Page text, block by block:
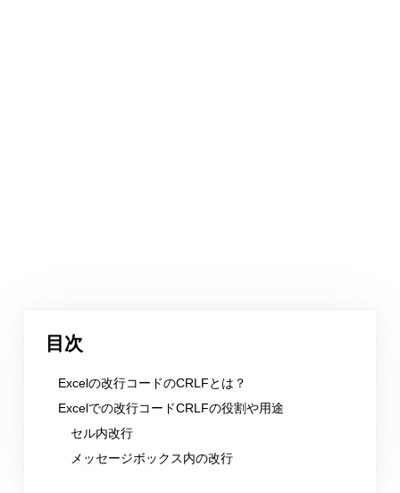
目次
Excelの改行コードのCRLFとは？
Excelでの改行コードCRLFの役割や用途
セル内改行
メッセージボックス内の改行